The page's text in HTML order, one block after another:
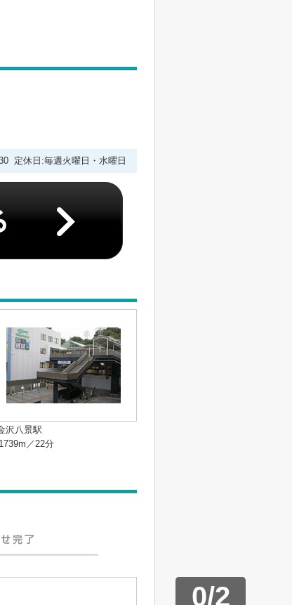
定休日:毎週火曜日・水曜日
沢八景駅
／22分
0/2